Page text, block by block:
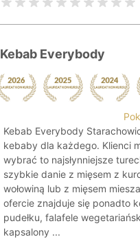
Kebab Everybody
Kebab Everybody
kebaby dla każdego. Klienci
wybrać to najsłynniejsze
szybkie danie z mięsem z
wołowiną lub z mięsem
ofercie znajduje się ponadto
pudełku, falafele
kapsalony ...